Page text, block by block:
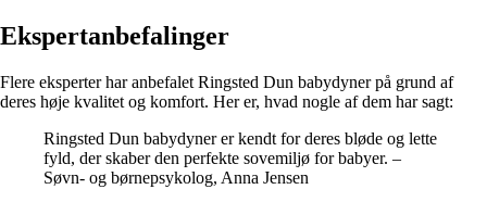
Ekspertanbefalinger
Flere eksperter har anbefalet Ringsted Dun babydyner på grund af
deres høje kvalitet og komfort. Her er, hvad nogle af dem har sagt:
Ringsted Dun babydyner er kendt for deres bløde og lette
fyld, der skaber den perfekte sovemiljø for babyer. –
Søvn- og børnepsykolog, Anna Jensen